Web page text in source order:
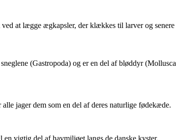
at lægge ægkapsler, der klækkes til larver og senere
(Gastropoda) og er en del af bløddyr
jager dem som en del af deres naturlige fødekæde.